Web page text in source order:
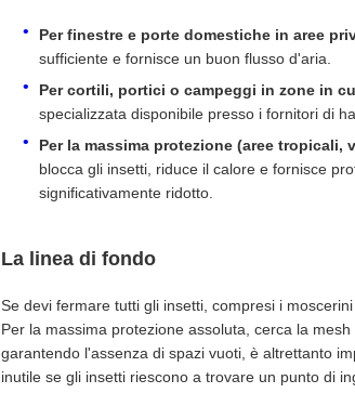
Per finestre e porte domestiche in aree
sufficiente e fornisce un buon flusso d'aria.
Per cortili, portici o campeggi in zone in
specializzata disponibile presso i fornitori di
Per la massima protezione (aree tropicali,
blocca gli insetti, riduce il calore e fornisce
significativamente ridotto.
La linea di fondo
Se devi fermare tutti gli insetti, compresi i
Per la massima protezione assoluta, cerca la
garantendo l'assenza di spazi vuoti, è altrettanto
inutile se gli insetti riescono a trovare un punto di